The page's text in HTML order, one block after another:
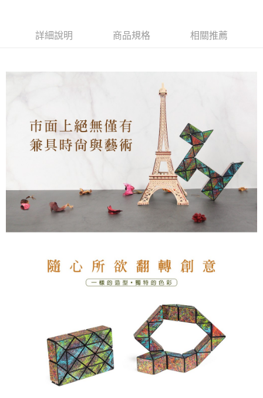
２．便利：只要手機號碼，簡訊認證，即可結帳。
２．訂單成立數日內，您將收到繳費通知簡訊。
３．收到繳費通知簡訊後14天內，點擊此簡訊中的連結，可透過四大超商／
ATM／網路銀行／等多元方式進行付款，方視為交易完成。
※ 請注意：結帳手續完成當下不需立刻繳費，但若您需要取消訂單，請聯絡
購買商品的店家。未經商家同意取消之訂單仍視為有效，需透過AFTEE先享
後付繳納相關費用。
※ 交易是否成功請以「AFTEE先享後付 」之結帳頁面顯示為準，若有關於
是否繳費成功／繳費後需取消欲退款等相關疑問，請聯繫「AFTEE先享後付
https://netprotections.freshdesk.com/support/home
【注意事項】
１．透過由恩沛科技股份有限公司提供之「AFTEE先享後付」服務完成之交
易，需依本服務之必要範圍內提供個人資料，並將交易相關給付款項請求債
權轉讓予恩沛科技股份有限公司。
３．未成年的使用者請事先徵得法定代理人或監護人之同意方可使用
時審查核予不同之上限額度；若仍有額度不足之情形，本公司將視審查結果
５．嚴禁一人註冊多個帳號或使用他人資訊註冊。若發現惡意使用之情形，
恩沛科技股份有限公司將有權停止該用戶之使用額度並採取法律行動。
每筆NT$100，滿NT$1,500(含以上)免運費
詳細說明 商品規格 相關推薦